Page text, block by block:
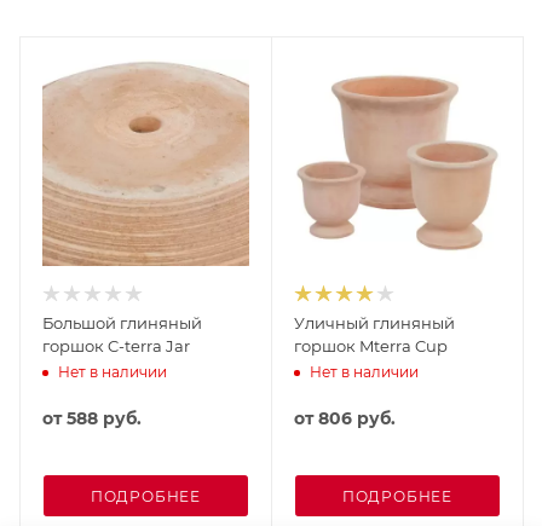
Большой глиняный
горшок C-terra Jar
Нет в наличии
от588 руб.
ПОДРОБНЕЕ
Уличный глиняный
горшок Mterra Cup
Нет в наличии
от806 руб.
ПОДРОБНЕЕ